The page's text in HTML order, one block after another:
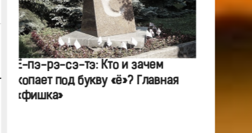
Ё-пэ-рэ-сэ-тэ: Кто и зачем
копает под букву «ё»? Главная
«фишка»